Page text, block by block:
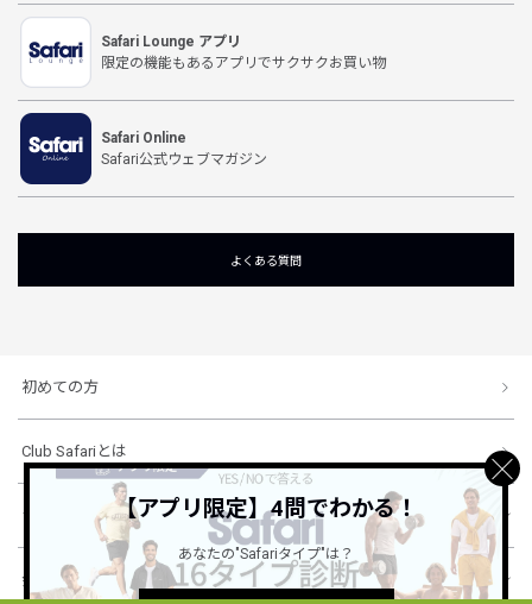
Safari Lounge アプリ
限定の機能もあるアプリでサクサクお買い物
Safari Online
Safari公式ウェブマガジン
よくある質問
初めての方
Club Safariとは
ショッピングガイド
会社概要・規約
【アプリ限定】4問でわかる！
あなたの"Safariタイプ"は？